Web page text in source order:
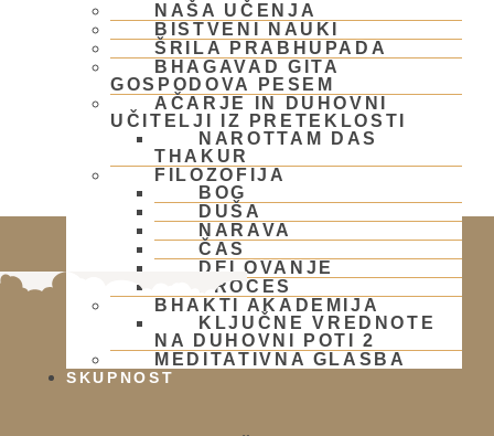
NAŠA UČENJA
BISTVENI NAUKI
ŠRILA PRABHUPADA
BHAGAVAD GITA
GOSPODOVA PESEM
AČARJE IN DUHOVNI
UČITELJI IZ PRETEKLOSTI
NAROTTAM DAS
THAKUR
FILOZOFIJA
BOG
DUŠA
NARAVA
ČAS
DELOVANJE
PROCES
BHAKTI AKADEMIJA
KLJUČNE VREDNOTE
NA DUHOVNI POTI 2
MEDITATIVNA GLASBA
SKUPNOST